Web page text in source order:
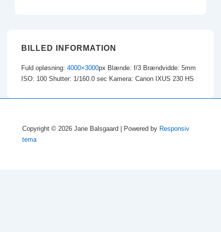
BILLED INFORMATION
Fuld opløsning: 4000×3000px Blænde: f/3 Brændvidde: 5mm
ISO: 100 Shutter: 1/160.0 sec Kamera: Canon IXUS 230 HS
Copyright © 2026 Jane Balsgaard | Powered by Responsiv
tema